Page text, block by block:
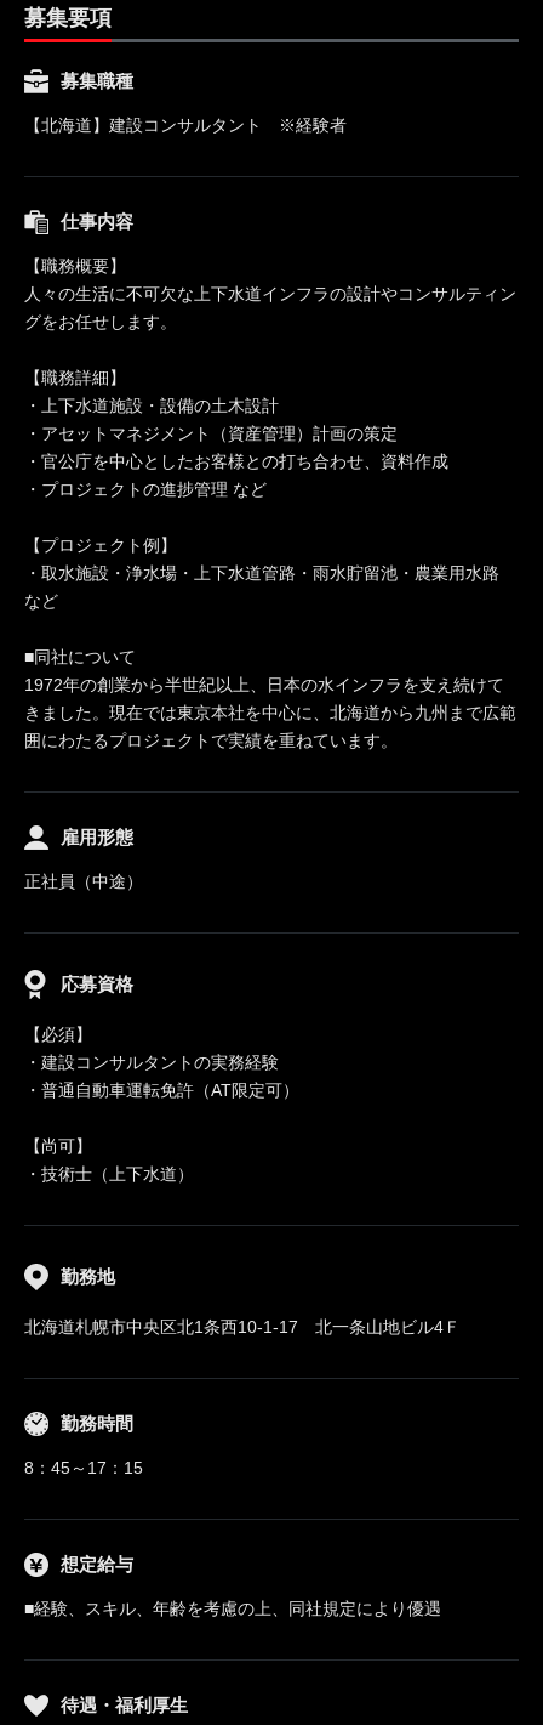
募集要項
募集職種
【北海道】建設コンサルタント ※経験者
仕事内容
【職務概要】
人々の生活に不可欠な上下水道インフラの設計やコンサルティン
グをお任せします。
【職務詳細】
・上下水道施設・設備の土木設計
・アセットマネジメント（資産管理）計画の策定
・官公庁を中心としたお客様との打ち合わせ、資料作成
・プロジェクトの進捗管理 など
【プロジェクト例】
・取水施設・浄水場・上下水道管路・雨水貯留池・農業用水路
など
■同社について
1972年の創業から半世紀以上、日本の水インフラを支え続けて
きました。現在では東京本社を中心に、北海道から九州まで広範
囲にわたるプロジェクトで実績を重ねています。
雇用形態
正社員（中途）
応募資格
【必須】
・建設コンサルタントの実務経験
・普通自動車運転免許（AT限定可）
【尚可】
・技術士（上下水道）
勤務地
北海道札幌市中央区北1条西10-1-17 北一条山地ビル4Ｆ
勤務時間
8：45～17：15
想定給与
■経験、スキル、年齢を考慮の上、同社規定により優遇
待遇・福利厚生